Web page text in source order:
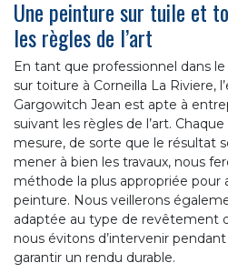
Une peinture sur tuile et
les règles de l’art
En tant que professionnel dans
sur toiture à Corneilla La Riviere,
Gargowitch Jean est apte à
suivant les règles de l’art.
mesure, de sorte que le résultat
mener à bien les travaux, nous
méthode la plus appropriée pour
peinture. Nous veillerons
adaptée au type de revêtement
nous évitons d’intervenir
garantir un rendu durable.